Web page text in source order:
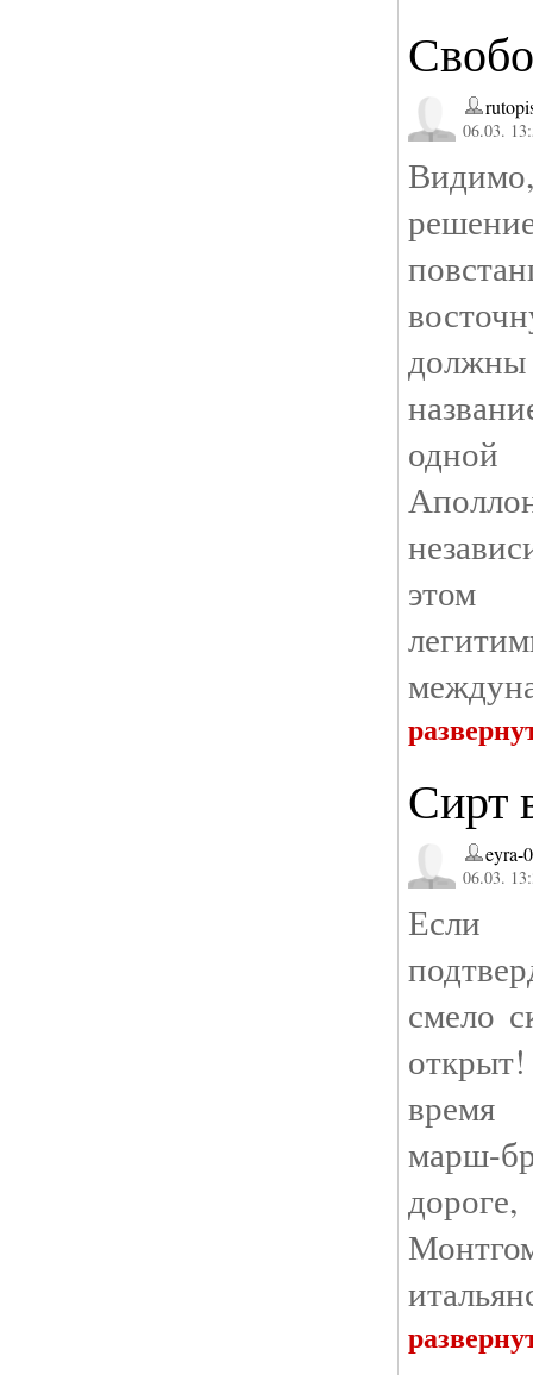
06.03.
одной
этом
Сирт
eyra-
06.03.
Если
смело
время
марш-